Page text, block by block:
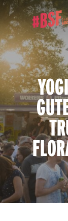
Skip
main
content